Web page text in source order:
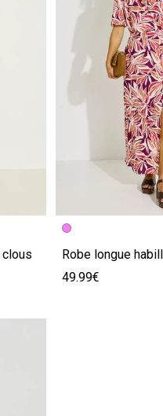
clous
Image précédente
Image suivante
49.99€